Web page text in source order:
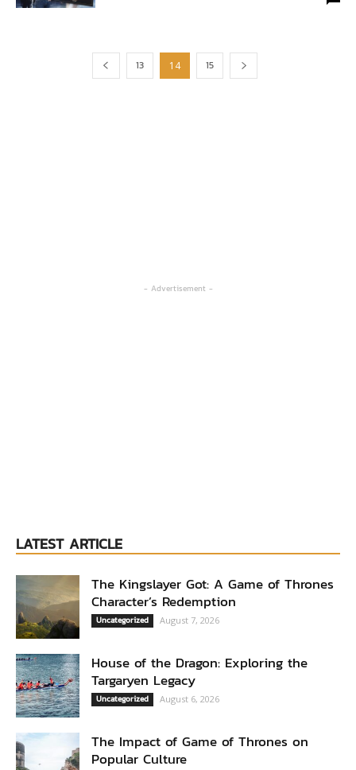
13 14 15
- Advertisement -
LATEST ARTICLE
The Kingslayer Got: A Game of Thrones
Character’s Redemption
Uncategorized August 7, 2026
House of the Dragon: Exploring the
Targaryen Legacy
Uncategorized August 6, 2026
The Impact of Game of Thrones on
Popular Culture